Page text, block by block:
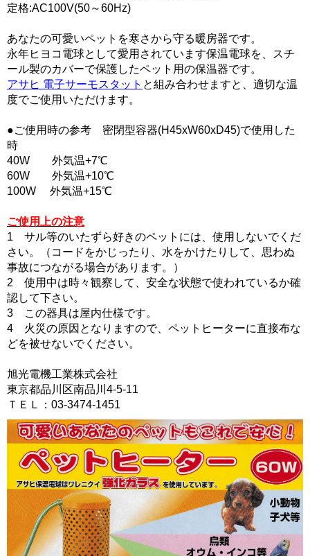
定格:AC100V(50～60Hz)
あなたの可愛いペットを寒さから守る暖房器です。
永年ヒヨコ電球として愛用されています保温電球を、スチ
ール製のカバーで保護したペット用の保温器です。
アサヒ 電子サーモスタット と組み合わせますと、適切な温
度でご使用いただけます。
●ご使用時の参考 密閉型容器(H45xW60xD45)で使用した
時
40W 外気温+7℃
60W 外気温+10℃
100W 外気温+15℃
ご使用上の注意
1 サル等のいたずら好きのペットには、使用しないでくだ
さい。（コードをかじったり、水をかけたりして、思わぬ
事故につながる場合があります。）
2 使用中は時々観察して、安全な状態で使われているか確
認して下さい。
3 この器具は屋内仕様です。
4 火災の原因となりますので、ペットヒーターに直接布な
どを被せないでください。
旭光電機工業株式会社
東京都品川区南品川4-5-11
ＴＥＬ：03-3474-1451